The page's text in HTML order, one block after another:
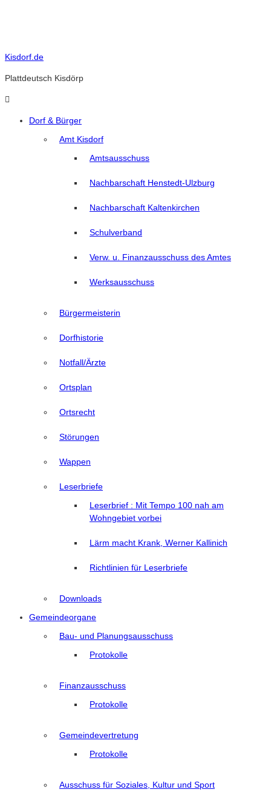
Kisdorf.de
Plattdeutsch Kisdörp
Dorf & Bürger
Amt Kisdorf
Amtsausschuss
Nachbarschaft Henstedt-Ulzburg
Nachbarschaft Kaltenkirchen
Schulverband
Verw. u. Finanzausschuss des Amtes
Werksausschuss
Bürgermeisterin
Dorfhistorie
Notfall/Ärzte
Ortsplan
Ortsrecht
Störungen
Wappen
Leserbriefe
Leserbrief : Mit Tempo 100 nah am
Wohngebiet vorbei
Lärm macht Krank, Werner Kallinich
Richtlinien für Leserbriefe
Downloads
Gemeindeorgane
Bau- und Planungsausschuss
Protokolle
Finanzausschuss
Protokolle
Gemeindevertretung
Protokolle
Ausschuss für Soziales, Kultur und Sport